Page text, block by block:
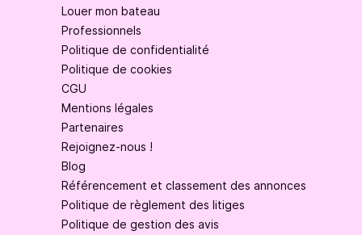
Louer mon bateau
Professionnels
Politique de confidentialité
Politique de cookies
CGU
Mentions légales
Partenaires
Rejoignez-nous !
Blog
Référencement et classement des annonces
Politique de règlement des litiges
Politique de gestion des avis